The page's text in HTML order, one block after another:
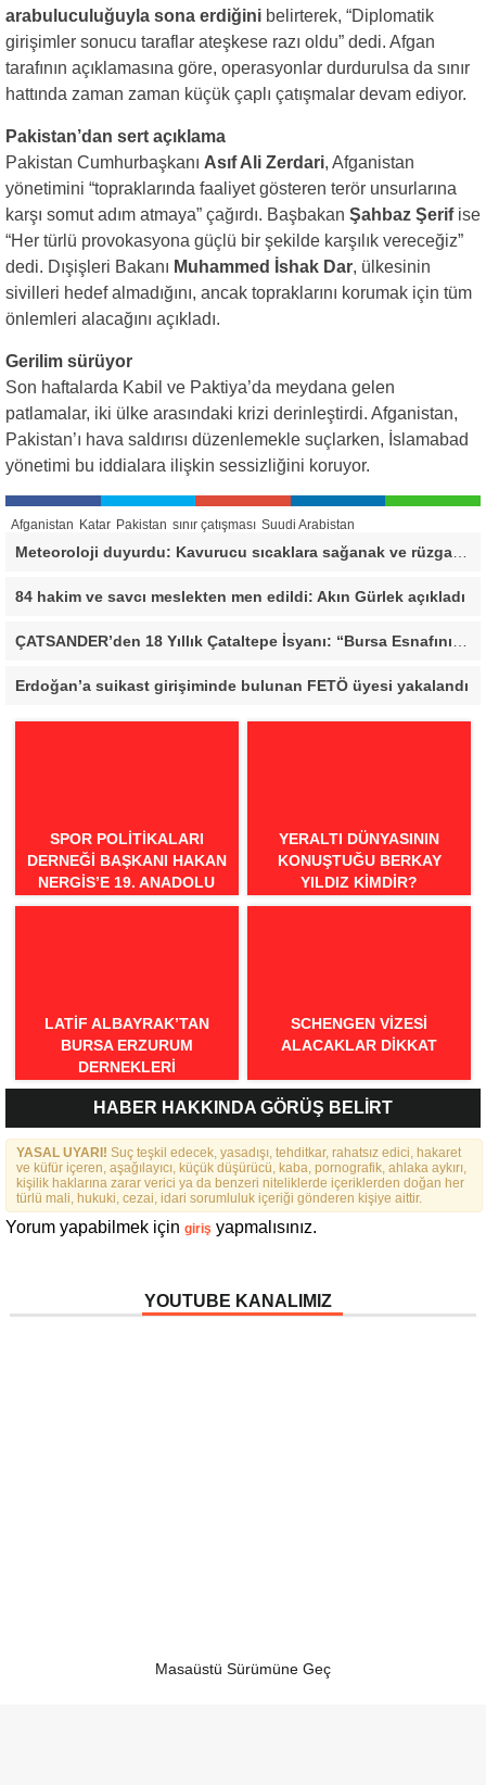
arabuluculuğuyla sona erdiğini belirterek, “Diplomatik
girişimler sonucu taraflar ateşkese razı oldu” dedi. Afgan
tarafının açıklamasına göre, operasyonlar durdurulsa da sınır
hattında zaman zaman küçük çaplı çatışmalar devam ediyor.
Pakistan’dan sert açıklama
Pakistan Cumhurbaşkanı Asıf Ali Zerdari, Afganistan
yönetimini “topraklarında faaliyet gösteren terör unsurlarına
karşı somut adım atmaya” çağırdı. Başbakan Şahbaz Şerifise
“Her türlü provokasyona güçlü bir şekilde karşılık vereceğiz”
dedi. Dışişleri Bakanı Muhammed İshak Dar, ülkesinin
sivilleri hedef almadığını, ancak topraklarını korumak için tüm
önlemleri alacağını açıkladı.
Gerilim sürüyor
Son haftalarda Kabil ve Paktiya’da meydana gelen
patlamalar, iki ülke arasındaki krizi derinleştirdi. Afganistan,
Pakistan’ı hava saldırısı düzenlemekle suçlarken, İslamabad
yönetimi bu iddialara ilişkin sessizliğini koruyor.
Afganistan Katar Pakistan sınır çatışması Suudi Arabistan
Meteoroloji duyurdu: Kavurucu sıcaklara sağanak ve rüzgar arası
84 hakim ve savcı meslekten men edildi: Akın Gürlek açıkladı
Erdoğan’a suikast girişiminde bulunan FETÖ üyesi yakalandı
SPOR POLITIKALARI
DERNEĞI BAŞKANI HAKAN
NERGIS’E 19. ANADOLU
SPOR ÖDÜLLERI’NDE
YERALTI DÜNYASININ
KONUŞTUĞU BERKAY
YILDIZ KIMDIR?
LATIF ALBAYRAK’TAN
BURSA ERZURUM
DERNEKLERI
FEDERASYONU İÇIN 25
MADDELIK BÜYÜK VIZYON:
“DAHA GÜÇLÜ, DAHA ETKIN,
DAHA KAPSAYICI BIR
FEDERASYON İÇIN YOLA
ÇIKTIK”
SCHENGEN VİZESİ
ALACAKLAR DİKKAT
HABER HAKKINDA GÖRÜŞ BELİRT
YASAL UYARI! Suç teşkil edecek, yasadışı, tehditkar, rahatsız edici, hakaret
ve küfür içeren, aşağılayıcı, küçük düşürücü, kaba, pornografik, ahlaka aykırı,
kişilik haklarına zarar verici ya da benzeri niteliklerde içeriklerden doğan her
türlü mali, hukuki, cezai, idari sorumluluk içeriği gönderen kişiye aittir.
Yorum yapabilmek için giriş yapmalısınız.
YOUTUBE KANALIMIZ
Masaüstü Sürümüne Geç